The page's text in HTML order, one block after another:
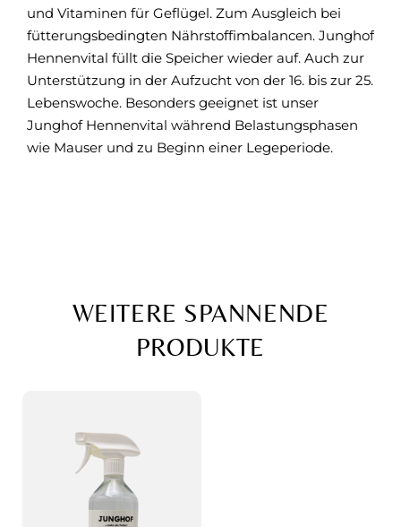
und Vitaminen für Geflügel. Zum Ausgleich bei
fütterungsbedingten Nährstoffimbalancen. Junghof
Hennenvital füllt die Speicher wieder auf. Auch zur
Unterstützung in der Aufzucht von der 16. bis zur 25.
Lebenswoche. Besonders geeignet ist unser
Junghof Hennenvital während Belastungsphasen
wie Mauser und zu Beginn einer Legeperiode.
WEITERE SPANNENDE
PRODUKTE